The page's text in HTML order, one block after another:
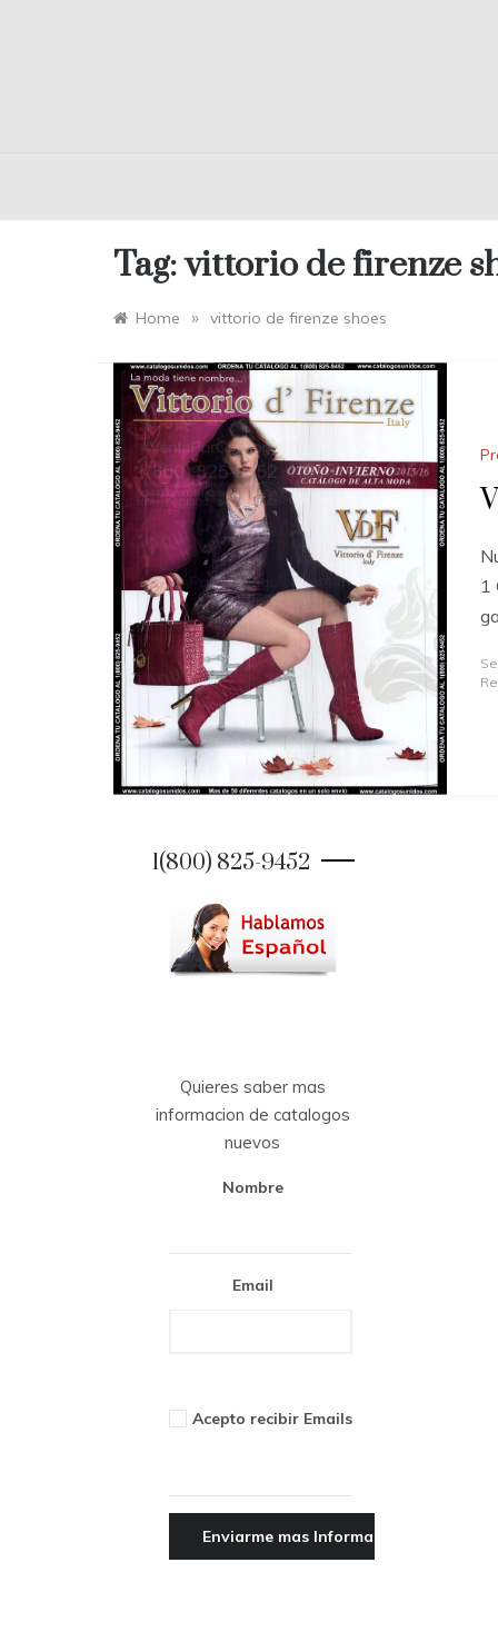
Tag:vittorio de firenze
Home » vittorio de firenze shoes
1
1(800) 825-9452
Quieres saber mas
informacion de catalogos
nuevos
Nombre
Email
Acepto recibir Emails